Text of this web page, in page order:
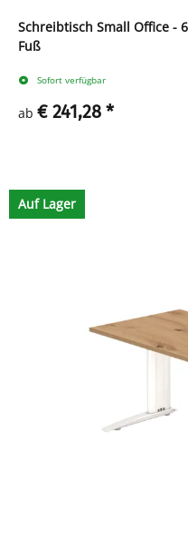
Schreibtisch Small Office -
Fuß
Sofort verfügbar
ab € 241,28 *
Auf Lager